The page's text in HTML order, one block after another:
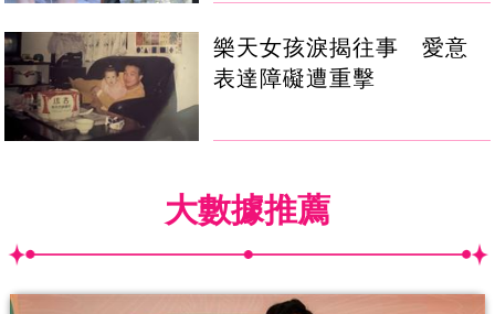
樂天女孩淚揭往事 愛意
表達障礙遭重擊
大數據推薦